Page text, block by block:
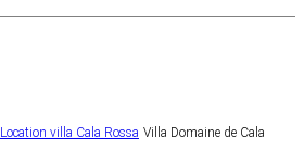
Location villa Cala Rossa Villa Domaine de Cala